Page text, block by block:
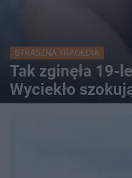
STRASZNA TRAGEDIA
Tak zginęła 19-
Wyciekło